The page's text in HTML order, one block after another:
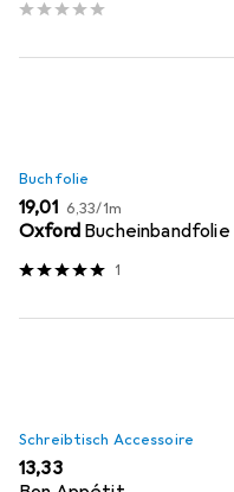
Buchfolie
EUR
19,01 EUR
6,33/1m
Oxford Bucheinbandfolie
1
Schreibtisch Accessoire
EUR
13,33